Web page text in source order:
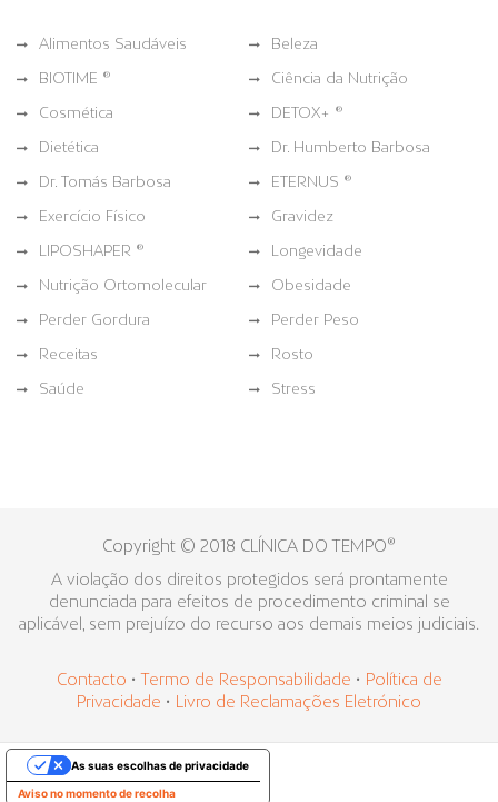
Alimentos Saudáveis Beleza
BIOTIME ® Ciência da Nutrição
Cosmética DETOX+ ®
Dietética Dr. Humberto Barbosa
Dr. Tomás Barbosa ETERNUS ®
Exercício Físico Gravidez
LIPOSHAPER ® Longevidade
Nutrição Ortomolecular Obesidade
Perder Gordura Perder Peso
Receitas Rosto
Saúde Stress
Copyright © 2018 CLÍNICA DO TEMPO®
A violação dos direitos protegidos será prontamente
denunciada para efeitos de procedimento criminal se
aplicável, sem prejuízo do recurso aos demais meios judiciais.
Contacto • Termo de Responsabilidade • Política de
Privacidade • Livro de Reclamações Eletrónico
Aviso no momento de recolha
As suas escolhas de privacidade